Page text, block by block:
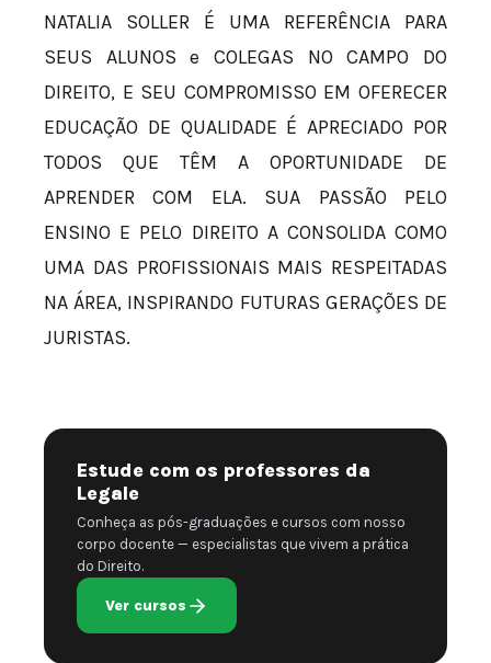
NATALIA SOLLER É UMA REFERÊNCIA PARA
SEUS ALUNOS e COLEGAS NO CAMPO DO
DIREITO, E SEU COMPROMISSO EM OFERECER
EDUCAÇÃO DE QUALIDADE É APRECIADO POR
TODOS QUE TÊM A OPORTUNIDADE DE
APRENDER COM ELA. SUA PASSÃO PELO
ENSINO E PELO DIREITO A CONSOLIDA COMO
UMA DAS PROFISSIONAIS MAIS RESPEITADAS
NA ÁREA, INSPIRANDO FUTURAS GERAÇÕES DE
JURISTAS.
Estude com os professores da
Legale
Conheça as pós-graduações e cursos com nosso
corpo docente — especialistas que vivem a prática
do Direito.
Ver cursos